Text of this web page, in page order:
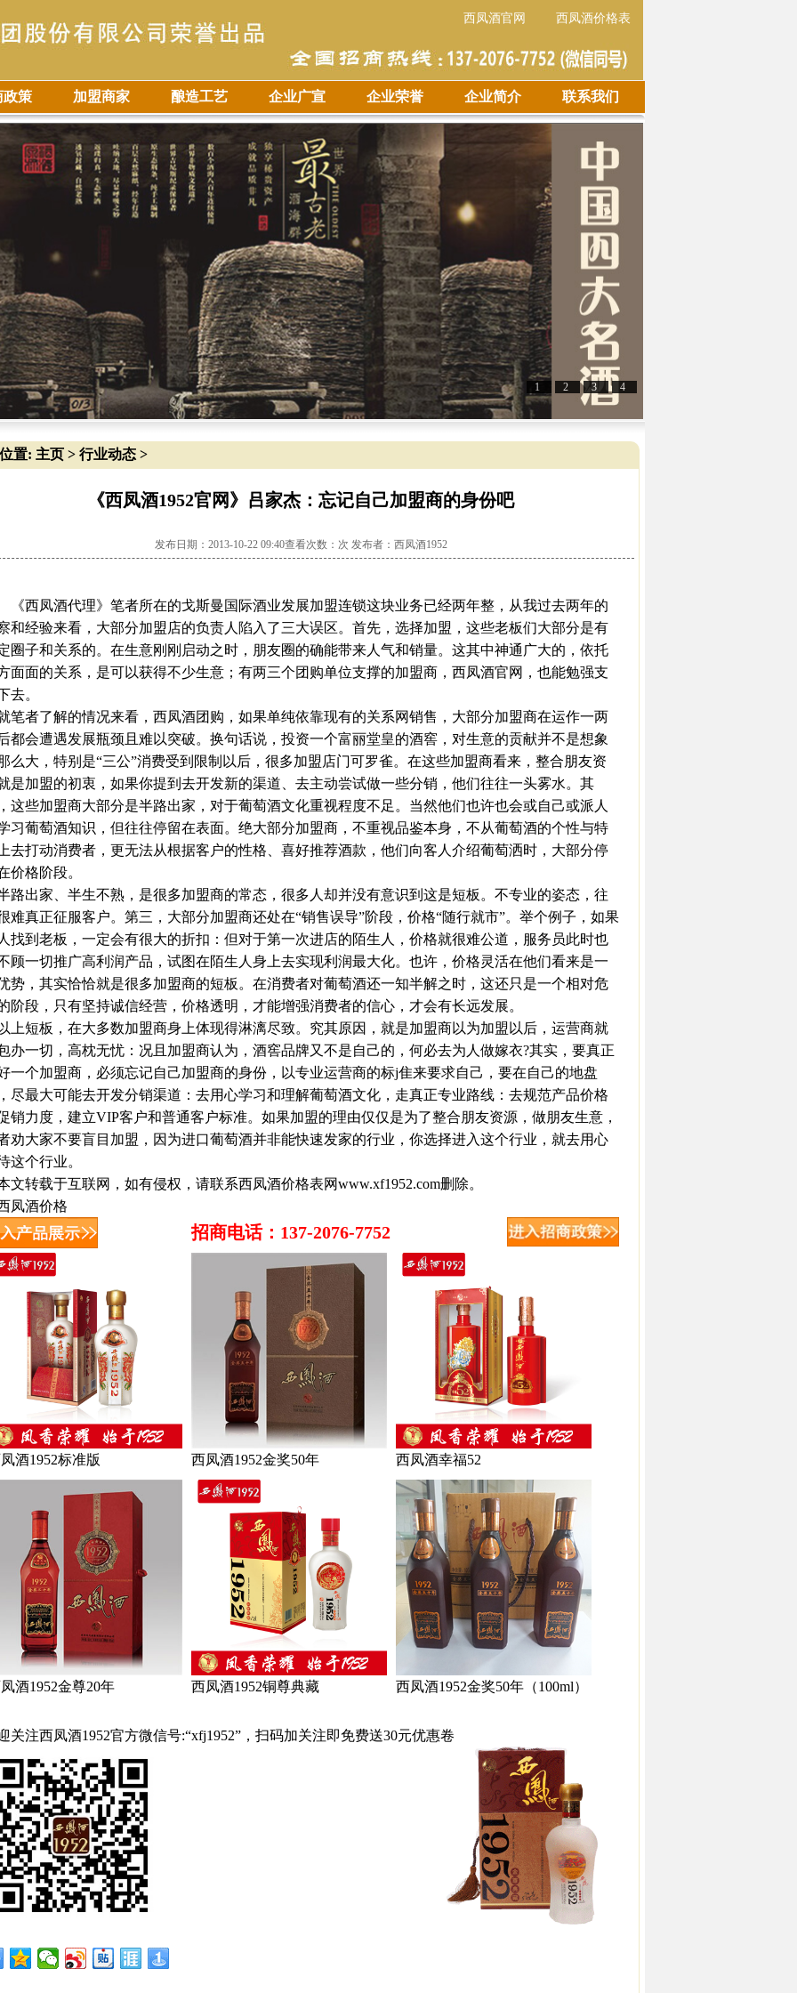
西凤酒官网 西凤酒价格表
政策 加盟商家 酿造工艺 企业广宣 企业荣誉 企业简介 联系我们
1 2 3 4
置: 主页 > 行业动态 >
《西凤酒1952官网》吕家杰：忘记自己加盟商的身份吧
发布日期：2013-10-22 09:40查看次数： 次 发布者： 西凤酒1952
凤酒代理》笔者所在的戈斯曼国际酒业发展加盟连锁这块业务已经两年整，从我过去两年的
和经验来看，大部分加盟店的负责人陷入了三大误区。首先，选择加盟，这些老板们大部分是有
圈子和关系的。在生意刚刚启动之时，朋友圈的确能带来人气和销量。这其中神通广大的，依托
面面的关系，是可以获得不少生意；有两三个团购单位支撑的加盟商，西凤酒官网，也能勉强支
去。
者了解的情况来看，西凤酒团购，如果单纯依靠现有的关系网销售，大部分加盟商在运作一两
都会遭遇发展瓶颈且难以突破。换句话说，投资一个富丽堂皇的酒窖，对生意的贡献并不是想象
么大，特别是“三公”消费受到限制以后，很多加盟店门可罗雀。在这些加盟商看来，整合朋友资
是加盟的初衷，如果你提到去开发新的渠道、去主动尝试做一些分销，他们往往一头雾水。其
这些加盟商大部分是半路出家，对于葡萄酒文化重视程度不足。当然他们也许也会或自己或派人
习葡萄酒知识，但往往停留在表面。绝大部分加盟商，不重视品鉴本身，不从葡萄酒的个性与特
去打动消费者，更无法从根据客户的性格、喜好推荐酒款，他们向客人介绍葡萄洒时，大部分停
价格阶段。
出家、半生不熟，是很多加盟商的常态，很多人却并没有意识到这是短板。不专业的姿态，往
难真正征服客户。第三，大部分加盟商还处在“销售误导”阶段，价格“随行就市”。举个例子，如果
找到老板，一定会有很大的折扣：但对于第一次进店的陌生人，价格就很难公道，服务员此时也
顾一切推广高利润产品，试图在陌生人身上去实现利润最大化。也许，价格灵活在他们看来是一
势，其实恰恰就是很多加盟商的短板。在消费者对葡萄酒还一知半解之时，这还只是一个相对危
阶段，只有坚持诚信经营，价格透明，才能增强消费者的信心，才会有长远发展。
短板，在大多数加盟商身上体现得淋漓尽致。究其原因，就是加盟商以为加盟以后，运营商就
办一切，高枕无忧：况且加盟商认为，酒窖品牌又不是自己的，何必去为人做嫁衣?其实，要真正
一个加盟商，必须忘记自己加盟商的身份，以专业运营商的标j隹来要求自己，要在自己的地盘
尽最大可能去开发分销渠道：去用心学习和理解葡萄酒文化，走真正专业路线：去规范产品价格
销力度，建立VIP客户和普通客户标准。如果加盟的理由仅仅是为了整合朋友资源，做朋友生意，
劝大家不要盲目加盟，因为进口葡萄酒并非能快速发家的行业，你选择进入这个行业，就去用心
这个行业。
转载于互联网，如有侵权，请联系西凤酒价格表网www.xf1952.com删除。
凤酒价格
招商电话：137-2076-7752
酒1952标准版 西凤酒1952金奖50年 西凤酒幸福52
酒1952金尊20年 西凤酒1952铜尊典藏 西凤酒1952金奖50年（100ml）
关注西凤酒1952官方微信号:“xfj1952”，扫码加关注即免费送30元优惠卷